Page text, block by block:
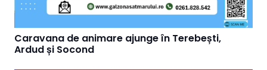
Caravana de animare ajunge în Terebești,
Ardud și Socond